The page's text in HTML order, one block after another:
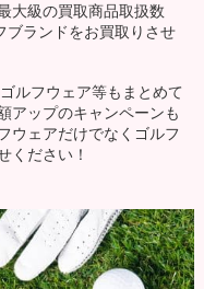
大級の買取商品取扱数
ブランドをお買取りさせ
ルフウェア等もまとめて
アップのキャンペーンも
ウェアだけでなくゴルフ
ください！